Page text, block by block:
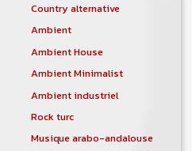
Country alternative
Ambient
Ambient House
Ambient Minimalist
Ambient industriel
Rock turc
Musique arabo-andalouse